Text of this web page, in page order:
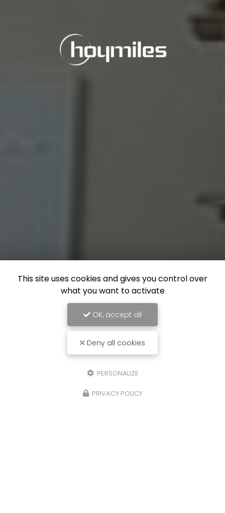
This site uses cookies and gives you control over
what you want to activate
OK, accept all
Deny all cookies
PERSONALIZE
PRIVACY POLICY